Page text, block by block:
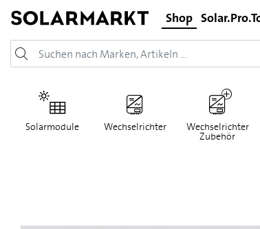
Shop
Solarmodule Wechselrichter Wechselrichter
Zubehör